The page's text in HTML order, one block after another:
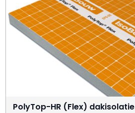
PolyTop-HR (Flex) dakisolatie